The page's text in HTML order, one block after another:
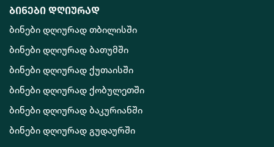
ბინები დღიურად
ბინები დღიურად თბილისში
ბინები დღიურად ბათუმში
ბინები დღიურად ქუთაისში
ბინები დღიურად ქობულეთში
ბინები დღიურად ბაკურიანში
ბინები დღიურად გუდაურში